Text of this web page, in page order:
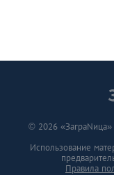
© 2026
Использование
Правила